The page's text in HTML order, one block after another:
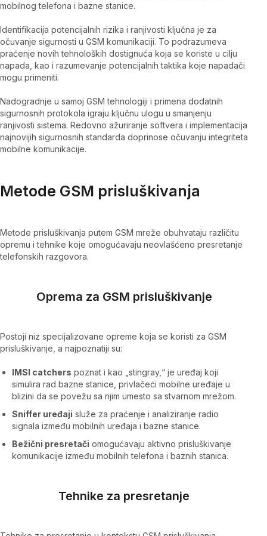
mobilnog telefona i bazne stanice.
Identifikacija potencijalnih rizika i ranjivosti ključna je za
očuvanje sigurnosti u GSM komunikaciji. To podrazumeva
praćenje novih tehnoloških dostignuća koja se koriste u cilju
napada, kao i razumevanje potencijalnih taktika koje napadači
mogu primeniti.
Nadogradnje u samoj GSM tehnologiji i primena dodatnih
sigurnosnih protokola igraju ključnu ulogu u smanjenju
ranjivosti sistema. Redovno ažuriranje softvera i implementacija
najnovijih sigurnosnih standarda doprinose očuvanju integriteta
mobilne komunikacije.
Metode GSM prisluškivanja
Metode prisluškivanja putem GSM mreže obuhvataju različitu
opremu i tehnike koje omogućavaju neovlašćeno presretanje
telefonskih razgovora.
Oprema za GSM prisluškivanje
Postoji niz specijalizovane opreme koja se koristi za GSM
prisluškivanje, a najpoznatiji su:
IMSI catchers poznat i kao „stingray,“ je uređaj koji
simulira rad bazne stanice, privlačeći mobilne uređaje u
blizini da se povežu sa njim umesto sa stvarnom mrežom.
Sniffer uređaji služe za praćenje i analiziranje radio
signala između mobilnih uređaja i bazne stanice.
Bežični presretači omogućavaju aktivno prisluškivanje
komunikacije između mobilnih telefona i baznih stanica.
Tehnike za presretanje